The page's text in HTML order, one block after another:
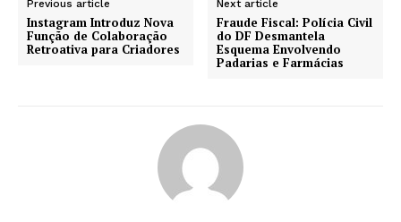
Previous article
Instagram Introduz Nova
Função de Colaboração
Retroativa para Criadores
Next article
Fraude Fiscal: Polícia Civil
do DF Desmantela
Esquema Envolvendo
Padarias e Farmácias